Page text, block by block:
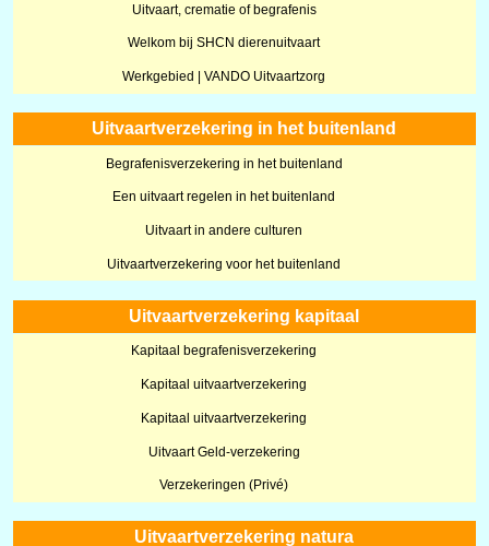
Uitvaart, crematie of begrafenis
Welkom bij SHCN dierenuitvaart
Werkgebied | VANDO Uitvaartzorg
Uitvaartverzekering in het buitenland
Begrafenisverzekering in het buitenland
Een uitvaart regelen in het buitenland
Uitvaart in andere culturen
Uitvaartverzekering voor het buitenland
Uitvaartverzekering kapitaal
Kapitaal begrafenisverzekering
Kapitaal uitvaartverzekering
Kapitaal uitvaartverzekering
Uitvaart Geld-verzekering
Verzekeringen (Privé)
Uitvaartverzekering natura